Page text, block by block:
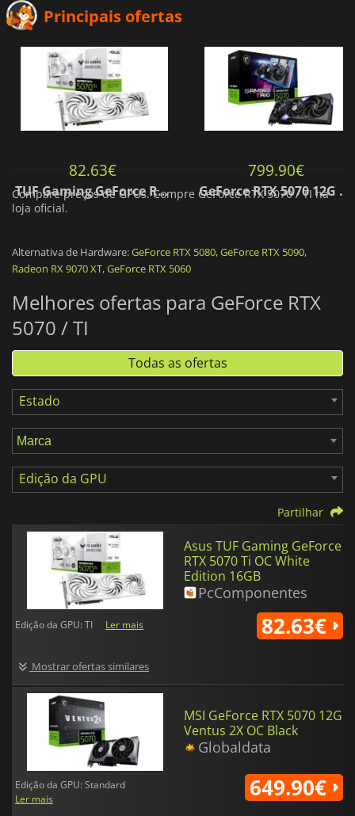
Principais ofertas
82.63€
TUF Gaming GeForce RTX 5070 Ti OC White Edition 16GB
799.90€
GeForce RTX 5070 12G Gaming Trio OC Black
Compare preços de GPUs. Compre GeForce RTX 5070 / TI na
loja oficial.
Alternativa de Hardware:GeForce RTX 5080,GeForce RTX 5090,
Radeon RX 9070 XT,GeForce RTX 5060
Melhores ofertas para GeForce RTX
5070 / TI
Todas as ofertas
Estado
Edição da GPU
Partilhar
Asus TUF Gaming GeForce
RTX 5070 Ti OC White
Edition 16GB
PcComponentes
Edição da GPU: TI Ler mais
Mostrar ofertas similares
82.63€
MSI GeForce RTX 5070 12G
Ventus 2X OC Black
Globaldata
Edição da GPU: Standard
Ler mais
649.90€